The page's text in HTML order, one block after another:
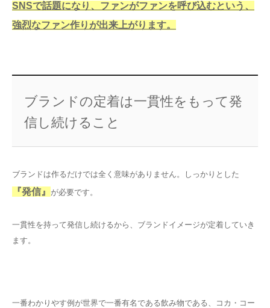
SNSで話題になり、ファンがファンを呼び込むという、
強烈なファン作りが出来上がります。
ブランドの定着は一貫性をもって発
信し続けること
ブランドは作るだけでは全く意味がありません。しっかりとした
『発信』 が必要です。
一貫性を持って発信し続けるから、ブランドイメージが定着していき
ます。
一番わかりやす例が世界で一番有名である飲み物である、コカ・コー